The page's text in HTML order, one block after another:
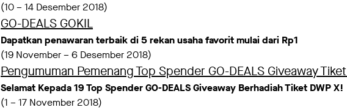
(10 – 14 Desember 2018)
GO-DEALS GOKIL
Dapatkan penawaran terbaik di 5 rekan usaha favorit mulai dari Rp1
(19 November – 6 Desember 2018)
Pengumuman Pemenang Top Spender GO-DEALS Giveaway
Selamat Kepada 19 Top Spender GO-DEALS Giveaway Berhadiah Tiket DWP X!
(1 – 17 November 2018)